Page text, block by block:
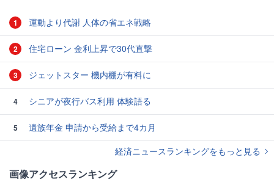
1 運動より代謝 人体の省エネ戦略
2 住宅ローン 金利上昇で30代直撃
3 ジェットスター 機内棚が有料に
4 シニアが夜行バス利用 体験語る
5
遺族年金 申請から受給まで4カ月
経済ニュースランキングをもっと見る
画像アクセスランキング